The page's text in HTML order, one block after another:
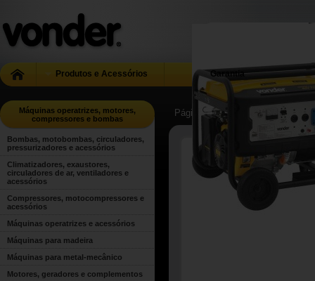
Produtos e Acessórios Garantia
Máquinas operatrizes, motores,
compressores e bombas
Bombas, motobombas, circuladores,
pressurizadores e acessórios
Climatizadores, exaustores,
circuladores de ar, ventiladores e
acessórios
Compressores, motocompressores e
acessórios
Máquinas operatrizes e acessórios
Máquinas para madeira
Máquinas para metal-mecânico
Motores, geradores e complementos
Página Inicial | Máquinas